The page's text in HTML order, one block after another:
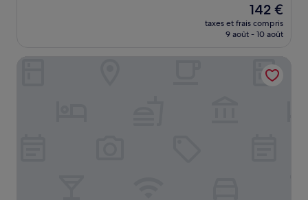
Le
nouveau
prix
de
142 €
142 €
taxes et frais compris
9 août - 10 août
La Quinta Inn & Suites by Wyndham Chicago Downtown